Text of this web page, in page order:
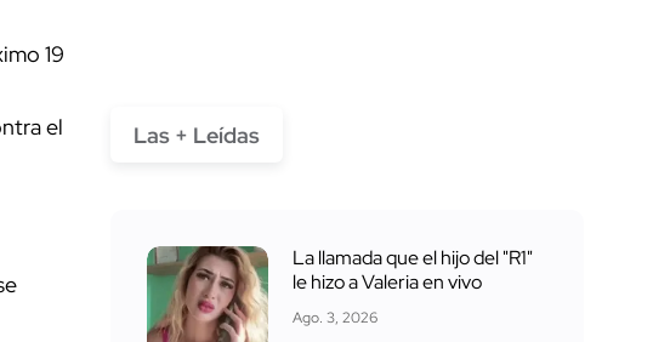
19
el
Las + Leídas
La llamada que el hijo del "R1"
le hizo a Valeria en vivo
Ago. 3, 2026